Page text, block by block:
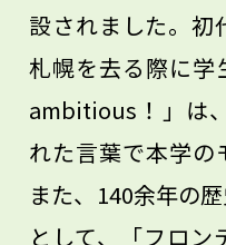
設されました。初
札幌を去る際に学
ambitious！」は
れた言葉で本学の
また、140余年の
として、「フロ